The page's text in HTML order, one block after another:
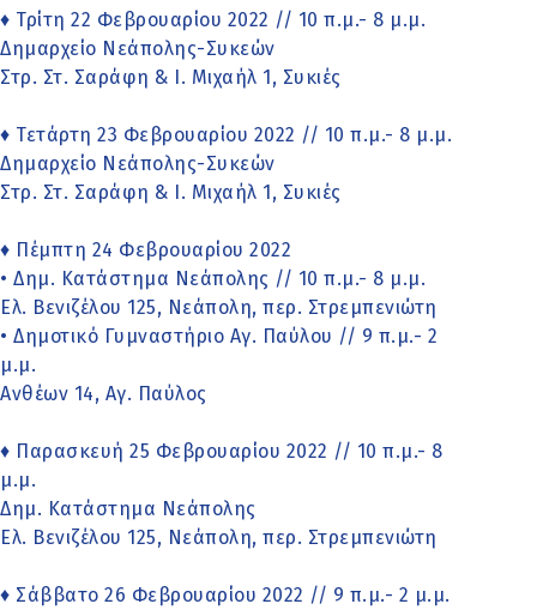
♦ Τρίτη 22 Φεβρουαρίου 2022 // 10 π.μ.- 8 μ.μ.
Δημαρχείο Νεάπολης-Συκεών
Στρ. Στ. Σαράφη & Ι. Μιχαήλ 1, Συκιές
♦ Τετάρτη 23 Φεβρουαρίου 2022 // 10 π.μ.- 8 μ.μ.
Δημαρχείο Νεάπολης-Συκεών
Στρ. Στ. Σαράφη & Ι. Μιχαήλ 1, Συκιές
♦ Πέμπτη 24 Φεβρουαρίου 2022
• Δημ. Κατάστημα Νεάπολης // 10 π.μ.- 8 μ.μ.
Ελ. Βενιζέλου 125, Νεάπολη, περ. Στρεμπενιώτη
• Δημοτικό Γυμναστήριο Αγ. Παύλου // 9 π.μ.- 2
μ.μ.
Ανθέων 14, Αγ. Παύλος
♦ Παρασκευή 25 Φεβρουαρίου 2022 // 10 π.μ.- 8
μ.μ.
Δημ. Κατάστημα Νεάπολης
Ελ. Βενιζέλου 125, Νεάπολη, περ. Στρεμπενιώτη
♦ Σάββατο 26 Φεβρουαρίου 2022 // 9 π.μ.- 2 μ.μ.